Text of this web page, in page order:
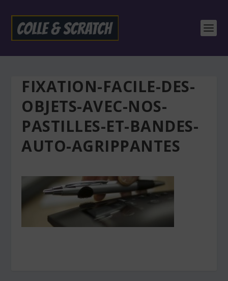
FIXATION-FACILE-DES-
OBJETS-AVEC-NOS-
PASTILLES-ET-BANDES-
AUTO-AGRIPPANTES